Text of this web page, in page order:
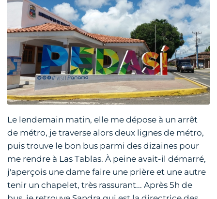
Le lendemain matin, elle me dépose à un arrêt
de métro, je traverse alors deux lignes de métro,
puis trouve le bon bus parmi des dizaines pour
me rendre à Las Tablas. À peine avait-il démarré,
j'aperçois une dame faire une prière et une autre
tenir un chapelet, très rassurant... Après 5h de